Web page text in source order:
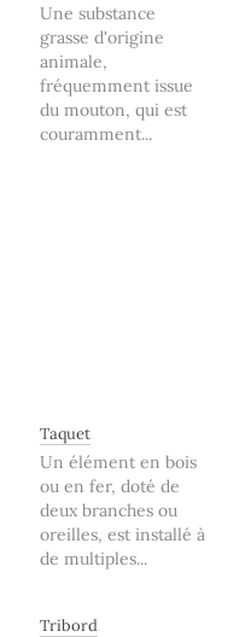
Une substance
grasse d'origine
animale,
fréquemment issue
du mouton, qui est
couramment...
Taquet
Un élément en bois
ou en fer, doté de
deux branches ou
oreilles, est installé à
de multiples...
Tribord